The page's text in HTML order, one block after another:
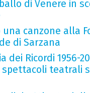
di Venere in
una canzone alla
di Sarzana
dei Ricordi 1956-
teatrali